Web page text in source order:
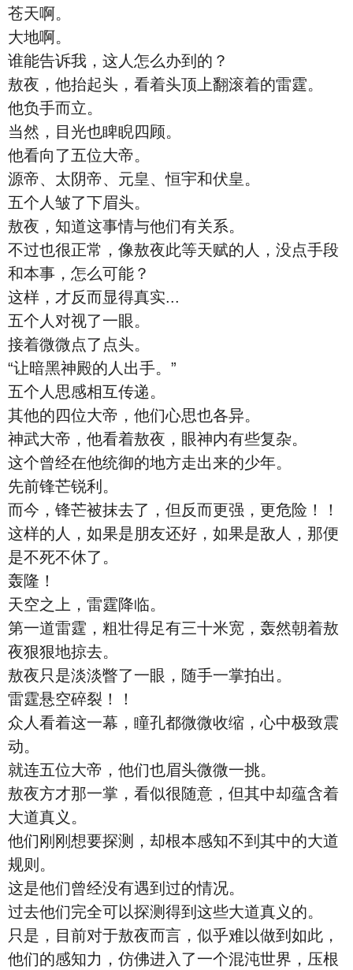
苍天啊。
大地啊。
谁能告诉我，这人怎么办到的？
敖夜，他抬起头，看着头顶上翻滚着的雷霆。
他负手而立。
当然，目光也睥睨四顾。
他看向了五位大帝。
源帝、太阴帝、元皇、恒宇和伏皇。
五个人皱了下眉头。
敖夜，知道这事情与他们有关系。
不过也很正常，像敖夜此等天赋的人，没点手段
和本事，怎么可能？
这样，才反而显得真实...
五个人对视了一眼。
接着微微点了点头。
“让暗黑神殿的人出手。”
五个人思感相互传递。
其他的四位大帝，他们心思也各异。
神武大帝，他看着敖夜，眼神内有些复杂。
这个曾经在他统御的地方走出来的少年。
先前锋芒锐利。
而今，锋芒被抹去了，但反而更强，更危险！！
这样的人，如果是朋友还好，如果是敌人，那便
是不死不休了。
轰隆！
天空之上，雷霆降临。
第一道雷霆，粗壮得足有三十米宽，轰然朝着敖
夜狠狠地掠去。
敖夜只是淡淡瞥了一眼，随手一掌拍出。
雷霆悬空碎裂！！
众人看着这一幕，瞳孔都微微收缩，心中极致震
动。
就连五位大帝，他们也眉头微微一挑。
敖夜方才那一掌，看似很随意，但其中却蕴含着
大道真义。
他们刚刚想要探测，却根本感知不到其中的大道
规则。
这是他们曾经没有遇到过的情况。
过去他们完全可以探测得到这些大道真义的。
只是，目前对于敖夜而言，似乎难以做到如此，
他们的感知力，仿佛进入了一个混沌世界，压根